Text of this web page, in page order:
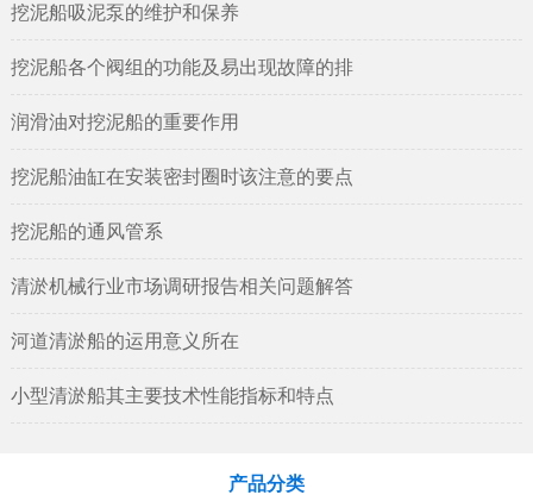
挖泥船吸泥泵的维护和保养
挖泥船各个阀组的功能及易出现故障的排
润滑油对挖泥船的重要作用
挖泥船油缸在安装密封圈时该注意的要点
挖泥船的通风管系
清淤机械行业市场调研报告相关问题解答
河道清淤船的运用意义所在
小型清淤船其主要技术性能指标和特点
产品分类